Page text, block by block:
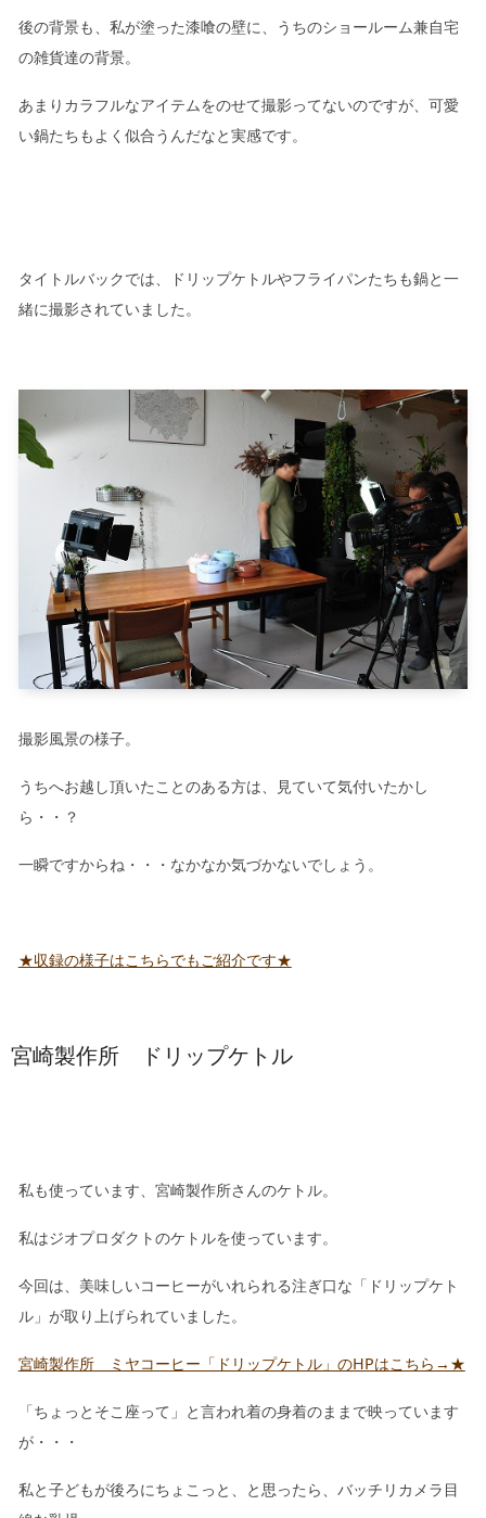
後の背景も、私が塗った漆喰の壁に、うちのショールーム兼自宅
の雑貨達の背景。
あまりカラフルなアイテムをのせて撮影ってないのですが、可愛
い鍋たちもよく似合うんだなと実感です。
タイトルバックでは、ドリップケトルやフライパンたちも鍋と一
緒に撮影されていました。
撮影風景の様子。
うちへお越し頂いたことのある方は、見ていて気付いたかし
ら・・？
一瞬ですからね・・・なかなか気づかないでしょう。
★収録の様子はこちらでもご紹介です★
宮崎製作所 ドリップケトル
私も使っています、宮崎製作所さんのケトル。
私はジオプロダクトのケトルを使っています。
今回は、美味しいコーヒーがいれられる注ぎ口な「ドリップケト
ル」が取り上げられていました。
宮崎製作所 ミヤコーヒー「ドリップケトル」のHPはこちら→★
「ちょっとそこ座って」と言われ着の身着のままで映っています
が・・・
私と子どもが後ろにちょこっと、と思ったら、バッチリカメラ目